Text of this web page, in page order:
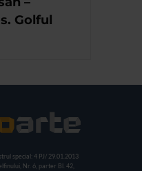
Golful
special: 4 PJ/ 29.01.2013
Nr. 6, parter Bl. 42,